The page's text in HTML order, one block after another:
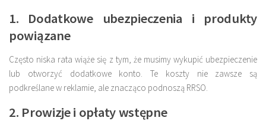
1. Dodatkowe ubezpieczenia i produkty
powiązane
Często niska rata wiąże się z tym, że musimy wykupić ubezpieczenie
lub otworzyć dodatkowe konto. Te koszty nie zawsze są
podkreślane w reklamie, ale znacząco podnoszą RRSO.
2. Prowizje i opłaty wstępne